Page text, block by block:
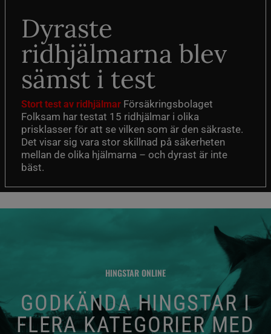
Dyraste
ridhjälmarna blev
sämst i test
Stort test av ridhjälmar Försäkringsbolaget
Folksam har testat 15 ridhjälmar i olika
prisklasser för att se vilken som är den säkraste.
Det visar sig vara stor skillnad på säkerheten
mellan de olika hjälmarna – och dyrast är inte
bäst.
HINGSTAR ONLINE
GODKÄNDA HINGSTAR I
FLERA KATEGORIER MED